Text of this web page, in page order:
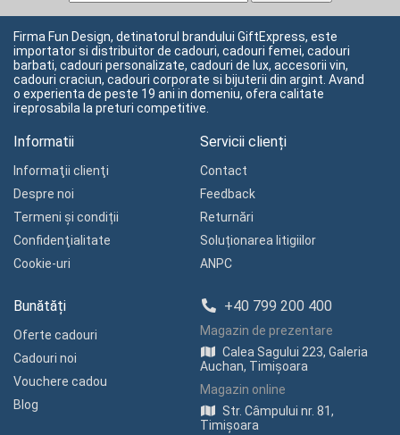
Firma Fun Design, detinatorul brandului GiftExpress, este
importator si distribuitor de cadouri, cadouri femei, cadouri
barbati, cadouri personalizate, cadouri de lux, accesorii vin,
cadouri craciun, cadouri corporate si bijuterii din argint. Avand
o experienta de peste 19 ani in domeniu, ofera calitate
ireprosabila la preturi competitive.
Informatii
Informaţii clienţi
Despre noi
Termeni și condiții
Confidenţialitate
Cookie-uri
Servicii clienți
Contact
Feedback
Returnări
Soluționarea litigiilor
ANPC
Bunătăți
Oferte cadouri
Cadouri noi
Vouchere cadou
Blog
+40 799 200 400
Magazin de prezentare
Calea Sagului 223, Galeria
Auchan, Timișoara
Magazin online
Str. Câmpului nr. 81,
Timișoara